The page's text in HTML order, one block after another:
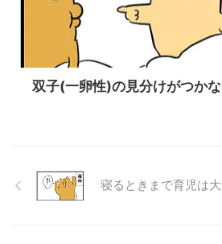
双子(一卵性)の見分けがつか
寝るときまで育児は